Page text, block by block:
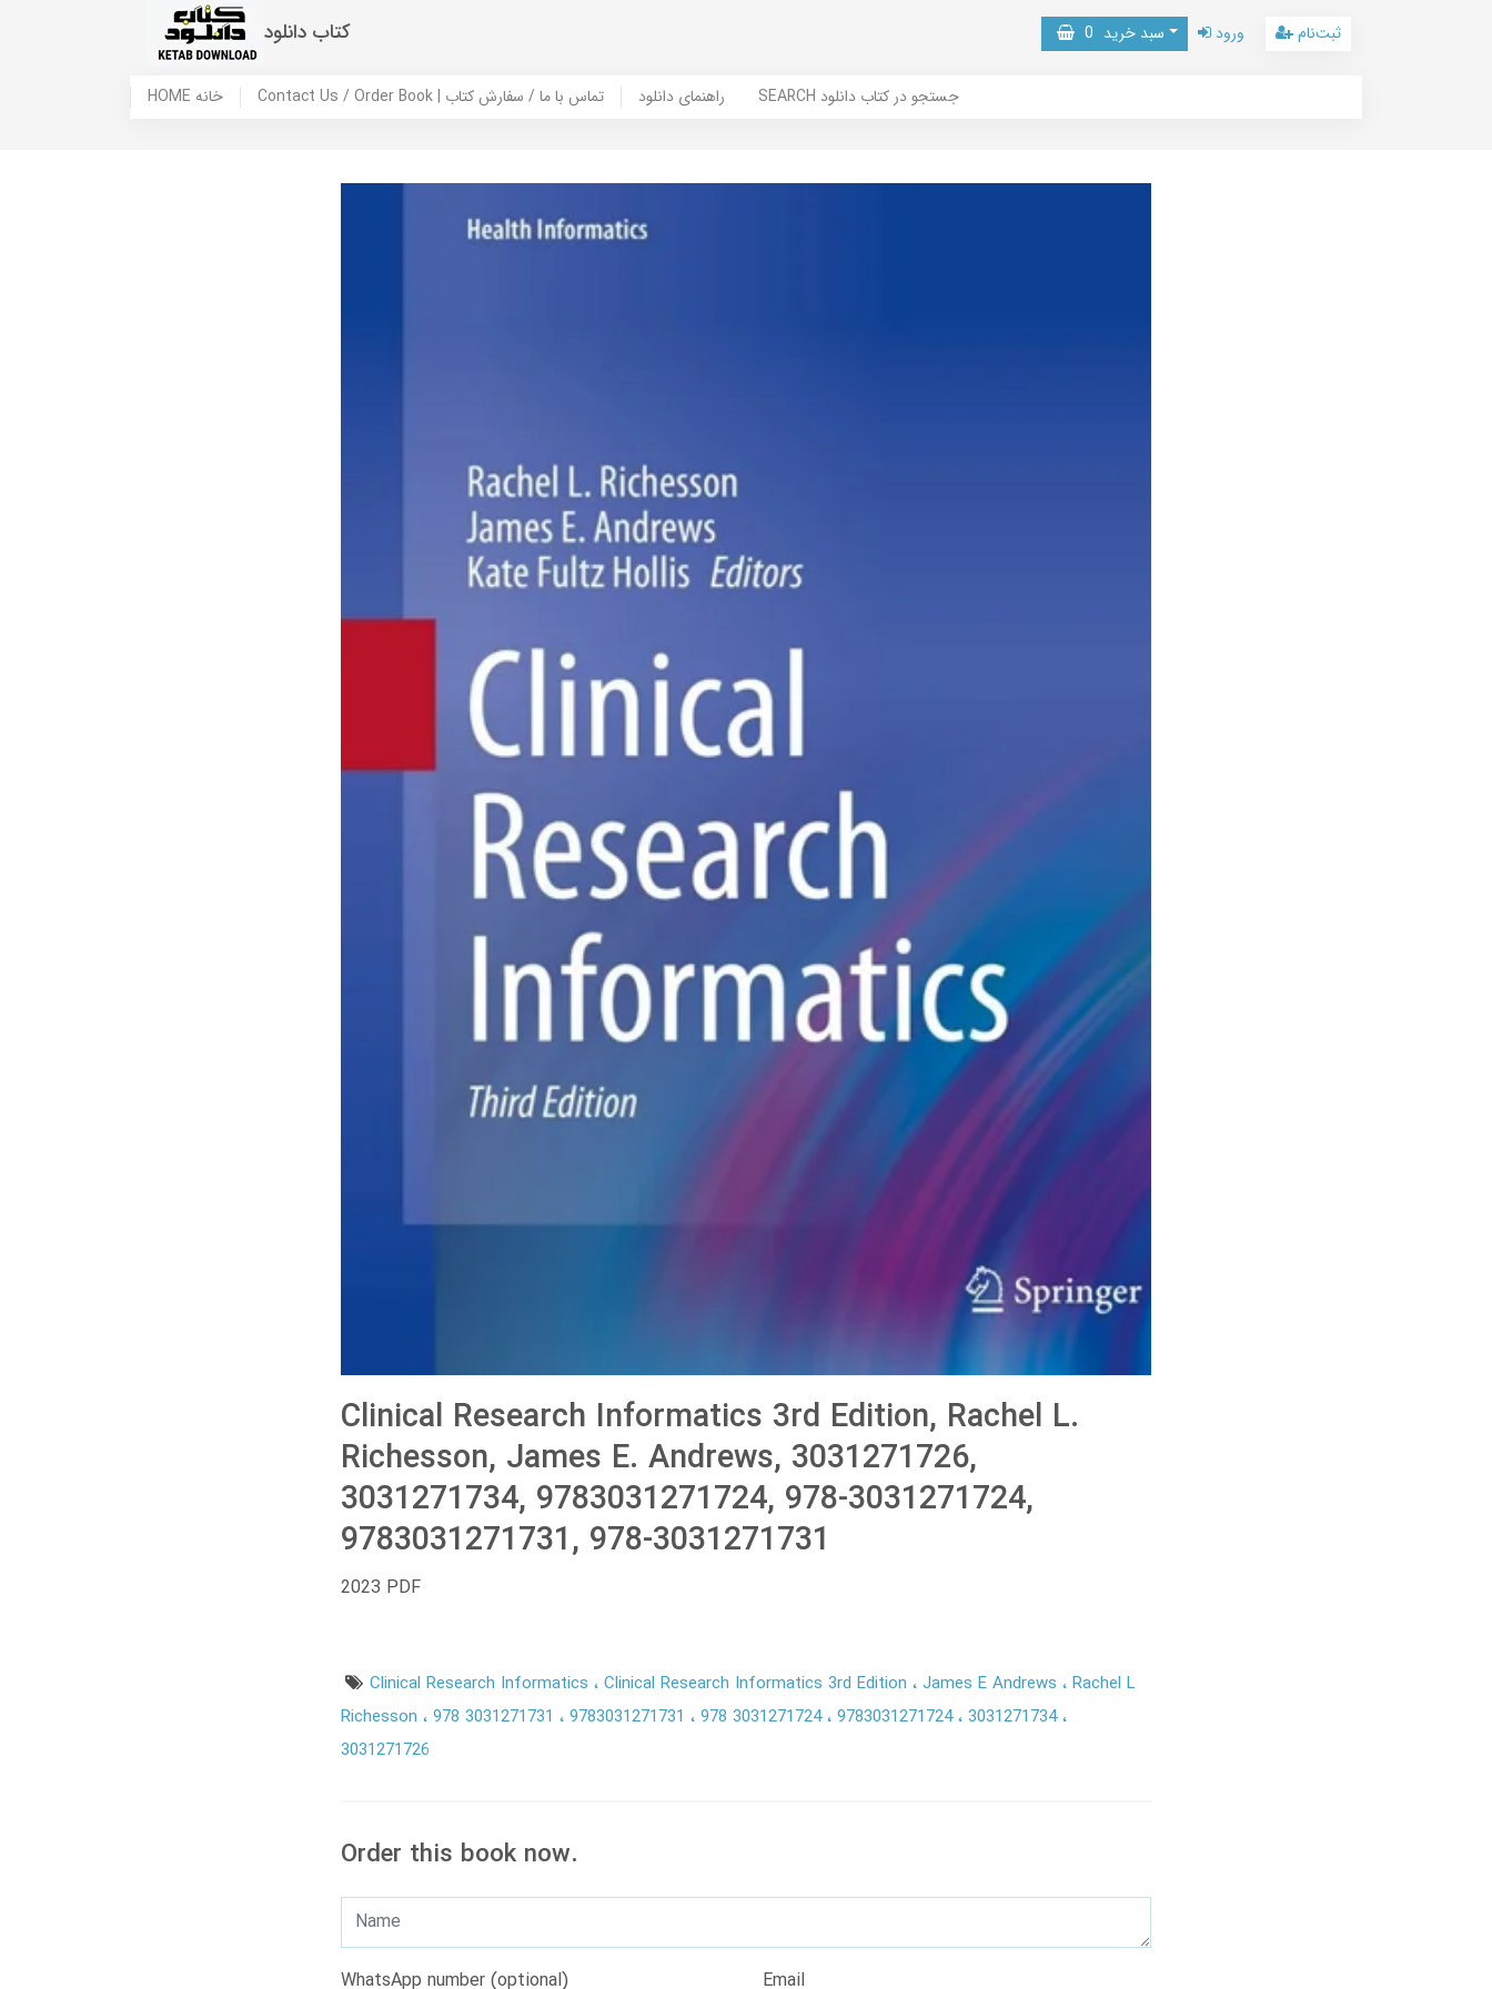
کتاب دانلود سبد خرید 0 ورود ثبت‌نام
HOME خانه Contact Us / Order Book | تماس با ما / سفارش کتاب راهنمای دانلود SEARCH جستجو در کتاب دانلود
Clinical Research Informatics 3rd Edition, Rachel L.
Richesson, James E. Andrews, 3031271726,
3031271734, 9783031271724, 978-3031271724,
9783031271731, 978-3031271731
2023 PDF
Clinical Research Informatics Clinical Research Informatics 3rd Edition James E Andrews Rachel L
Richesson
978 3031271731 9783031271731 978 3031271724 9783031271724 3031271734
3031271726
Order this book now.
WhatsApp number (optional) Email